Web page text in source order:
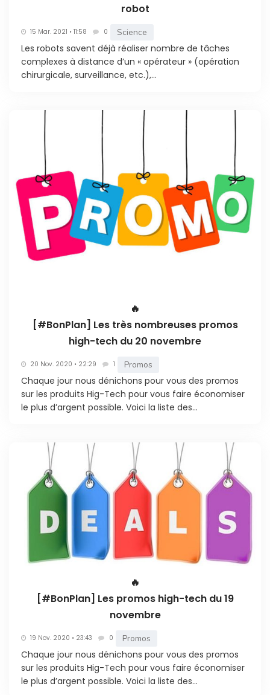
robot
15 Mar. 2021 • 11:58 0 Science
Les robots savent déjà réaliser nombre de tâches
complexes à distance d’un « opérateur » (opération
chirurgicale, surveillance, etc.),...
🔥
[#BonPlan] Les très nombreuses promos
high-tech du 20 novembre
20 Nov. 2020 • 22:29 1 Promos
Chaque jour nous dénichons pour vous des promos
sur les produits Hig-Tech pour vous faire économiser
le plus d’argent possible. Voici la liste des...
🔥
[#BonPlan] Les promos high-tech du 19
novembre
19 Nov. 2020 • 23:43 0 Promos
Chaque jour nous dénichons pour vous des promos
sur les produits Hig-Tech pour vous faire économiser
le plus d’argent possible. Voici la liste des...